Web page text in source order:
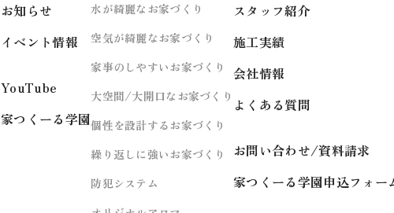
お知らせ
イベント情報
YouTube
家つくーる学園
水が綺麗なお家づくり
空気が綺麗なお家づくり
家事のしやすいお家づくり
大空間/大開口なお家づくり
個性を設計するお家づくり
繰り返しに強いお家づくり
防犯システム
スタッフ紹介
施工実績
会社情報
よくある質問
お問い合わせ/資料請求
家つくーる学園申込フォー